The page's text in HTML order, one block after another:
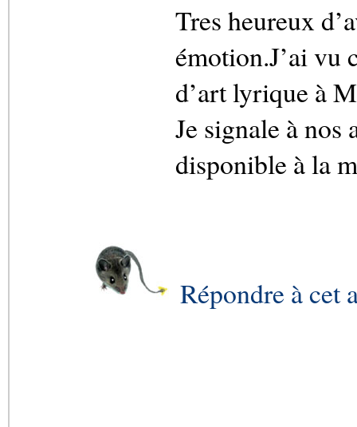
Tres heureux
émotion.J’ai vu
d’art lyrique à
Je signale à
disponible à la
Répondre à cet